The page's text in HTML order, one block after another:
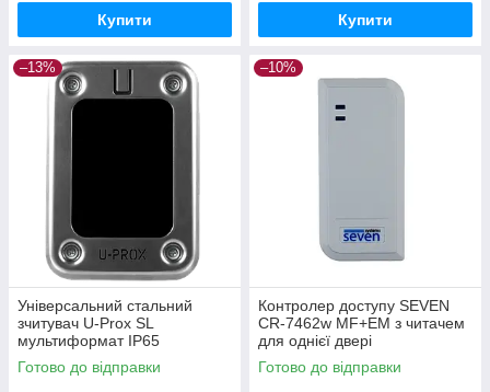
Купити Купити
–13%
Універсальний стальний
зчитувач U-Prox SL
мультиформат IP65
Готово до відправки
–10%
Контролер доступу SEVEN
CR-7462w MF+EM з читачем
для однієї двері
Готово до відправки